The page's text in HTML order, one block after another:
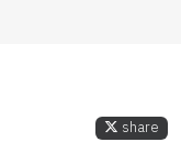
share